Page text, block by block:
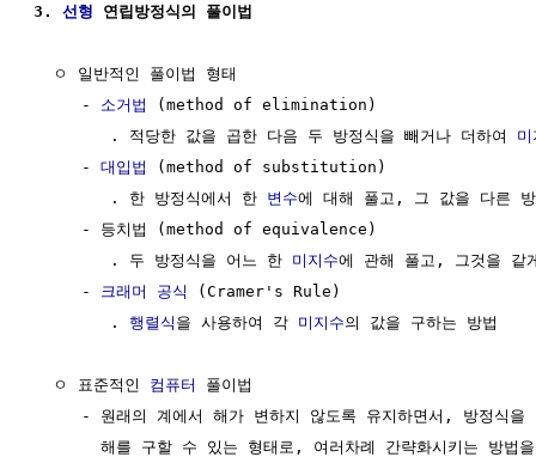
3. 선형 연립방정식의 풀이법
  ㅇ 일반적인 풀이법 형태
     -
소거법
(method of elimination)
        . 적당한 값을 곱한 다음 두 방정식을 빼거나 더하여
미
     -
대입법
(method of substitution)
        . 한 방정식에서 한
변수에 대해 풀고, 그 값을 다른 방
     - 등치법 (method of equivalence)
        . 두 방정식을 어느 한
미지수에 관해 풀고, 그것을 같
     -
크래머 공식
(Cramer's Rule)
        .
행렬식 을 사용하여 각 미지수의 값을 구하는 방법
  ㅇ 표준적인
컴퓨터
풀이법
- 원래의 계에서 해가 변하지 않도록 유지하면서, 방정식을
해를 구할 수 있는 형태로, 여러차례 간략화시키는 방법